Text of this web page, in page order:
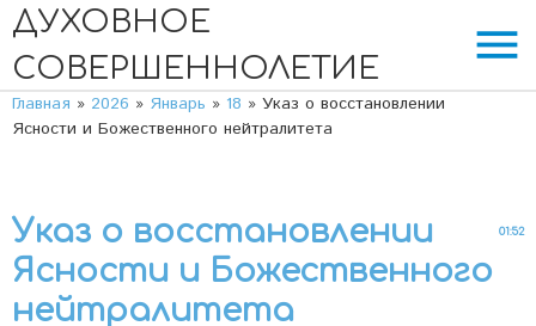
ДУХОВНОЕ
СОВЕРШЕННОЛЕТИЕ
menu
Главная » 2026 » Январь » 18 » Указ о восстановлении
Ясности и Божественного нейтралитета
01:52
Указ о восстановлении
Ясности и Божественного
нейтралитета